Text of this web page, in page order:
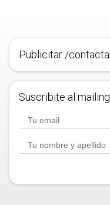
Publicitar /
Suscribite al mailing.